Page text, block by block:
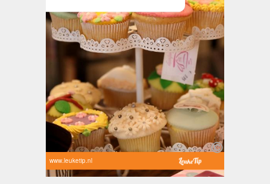
www.leuketip.nl